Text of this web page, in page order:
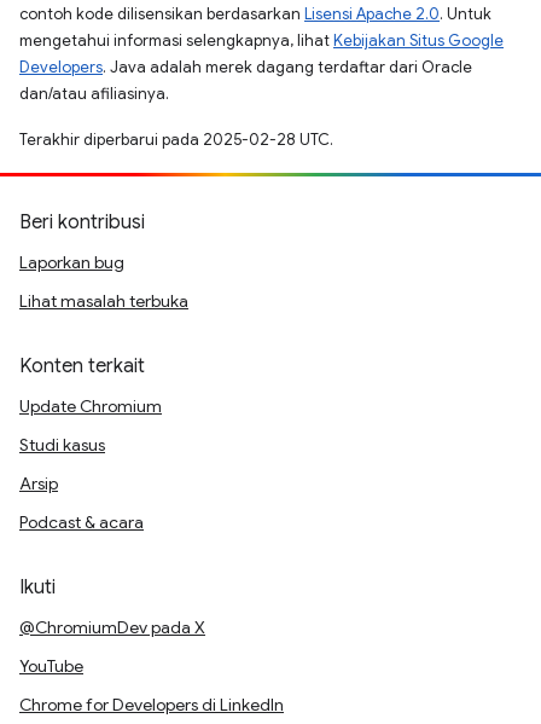
contoh kode dilisensikan berdasarkan Lisensi Apache 2.0. Untuk
mengetahui informasi selengkapnya, lihatKebijakan Situs Google
Developers. Java adalah merek dagang terdaftar dari Oracle
dan/atau afiliasinya.
Terakhir diperbarui pada 2025-02-28 UTC.
Beri kontribusi
Laporkan bug
Lihat masalah terbuka
Konten terkait
Update Chromium
Studi kasus
Arsip
Podcast & acara
Ikuti
@ChromiumDev pada X
YouTube
Chrome for Developers di LinkedIn